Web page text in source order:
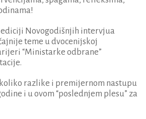
Novogodišnjih intervjua
teme u dvocenijskoj
“Ministarke odbrane”
razlike i premijernom nastupu
i u ovom “poslednjem plesu” za